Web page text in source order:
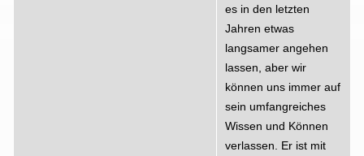
es in den letzten
Jahren etwas
langsamer angehen
lassen, aber wir
können uns immer auf
sein umfangreiches
Wissen und Können
verlassen. Er ist mit